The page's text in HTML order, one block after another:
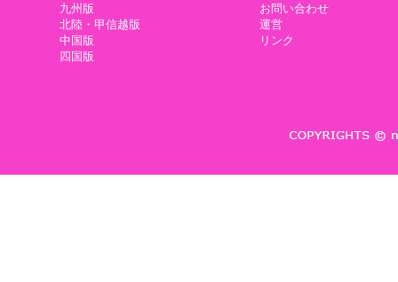
九州版
北陸・甲信越版
中国版
四国版
お問い合わせ
運営
リンク